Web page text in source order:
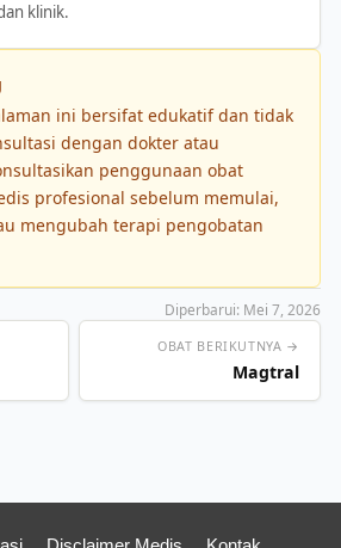
klinik.
ini bersifat edukatif dan tidak
dengan dokter atau
penggunaan obat
profesional sebelum memulai,
mengubah terapi pengobatan
Diperbarui: Mei 7, 2026
OBAT BERIKUTNYA →
Magtral